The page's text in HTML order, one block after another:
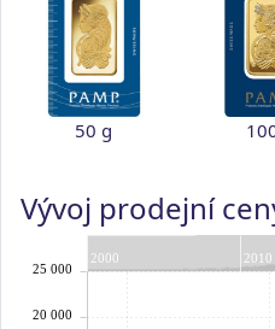
50 g
Vývoj prodejní